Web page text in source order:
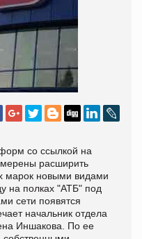
со ссылкой на
расширить
марок новыми видами
на полках "АТБ" под
сети появятся
начальник отдела
Иншакова. По ее